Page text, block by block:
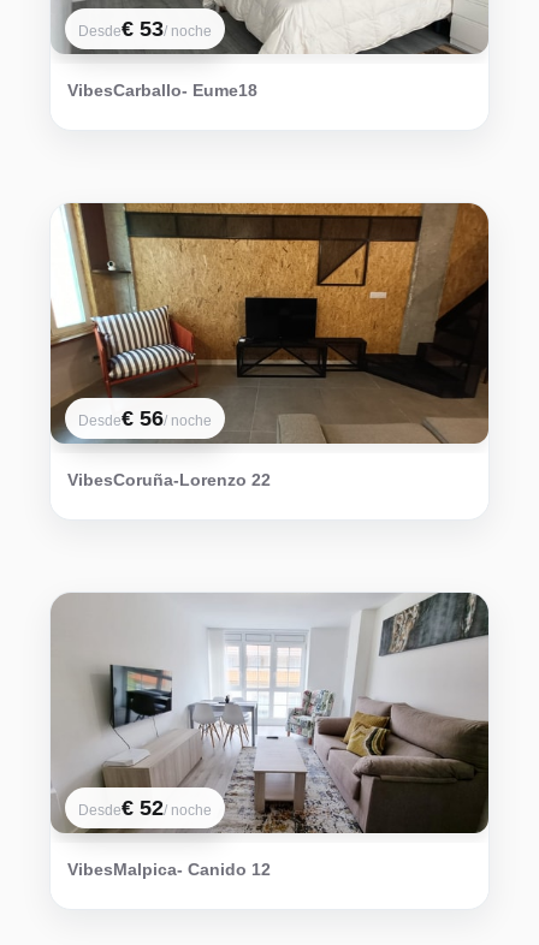
VibesCarballo- Eume18
Desde€ 53/ noche
VibesCoruña-Lorenzo 22
Desde€ 56/ noche
VibesMalpica- Canido 12
Desde€ 52/ noche